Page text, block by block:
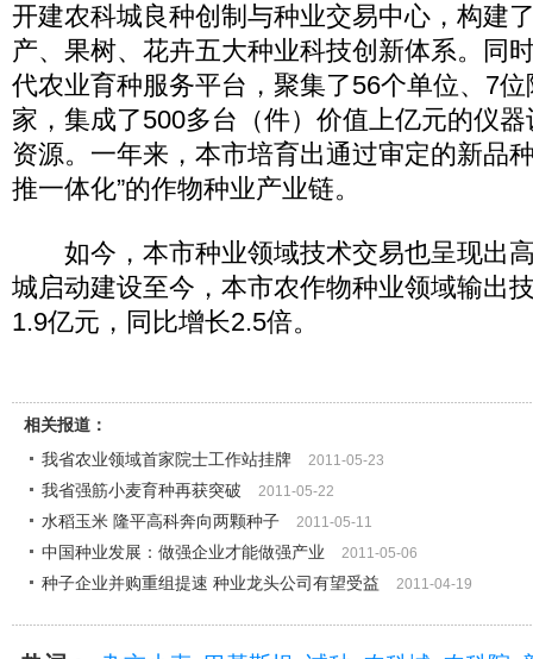
开建农科城良种创制与种业交易中心，构建
产、果树、花卉五大种业科技创新体系。同
代农业育种服务平台，聚集了56个单位、7
家，集成了500多台（件）价值上亿元的仪
资源。一年来，本市培育出通过审定的新品
推一体化”的作物种业产业链。
如今，本市种业领域技术交易也呈现出
城启动建设至今，本市农作物种业领域输出
1.9亿元，同比增长2.5倍。
相关报道：
我省农业领域首家院士工作站挂牌
2011-05-23
我省强筋小麦育种再获突破 2011-05-22
水稻玉米 隆平高科奔向两颗种子 2011-05-11
中国种业发展：做强企业才能做强产业 2011-05-06
种子企业并购重组提速 种业龙头公司有望受益 2011-04-19